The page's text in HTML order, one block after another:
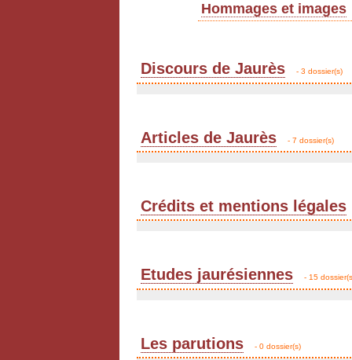
Hommages et images
Discours de Jaurès - 3 dossier(s)
Articles de Jaurès - 7 dossier(s)
Crédits et mentions légales
Etudes jaurésiennes - 15
Les parutions - 0 dossier(s)